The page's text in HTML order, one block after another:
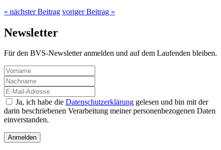
« nächster Beitrag voriger Beitrag »
Newsletter
Für den BVS-Newsletter anmelden und auf dem Laufenden bleiben.
Ja, ich habe die Datenschutzerklärung gelesen und bin mit der
darin beschriebenen Verarbeitung meiner personenbezogenen Daten
einverstanden.